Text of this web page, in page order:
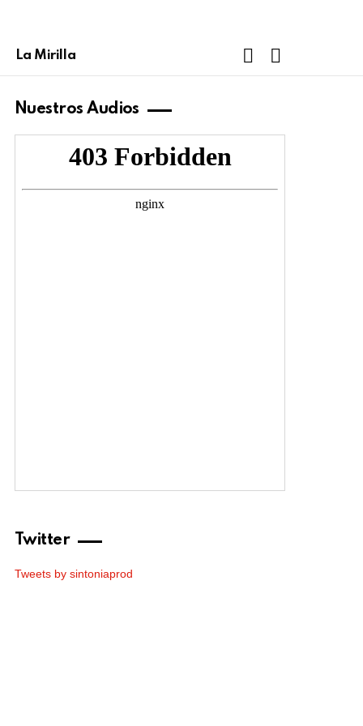
La Mirilla
FOLLOW
Nuestros Audios
Twitter
Tweets by sintoniaprod